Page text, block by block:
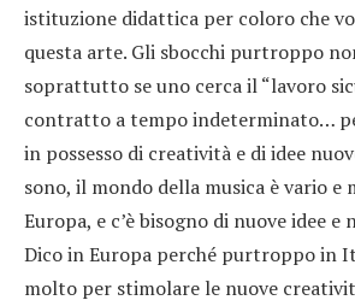
istituzione didattica per coloro che
questa arte. Gli sbocchi purtroppo
soprattutto se uno cerca il “lavoro
contratto a tempo indeterminato…
in possesso di creatività e di idee
sono, il mondo della musica è vario e
Europa, e c’è bisogno di nuove idee e
Dico in Europa perché purtroppo in
molto per stimolare le nuove